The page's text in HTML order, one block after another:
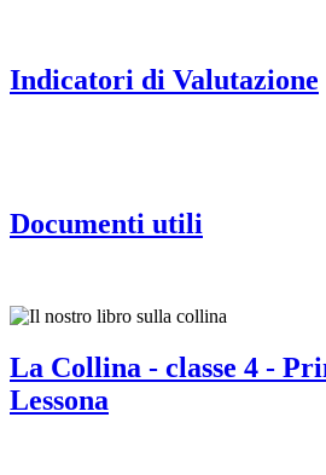
Indicatori di Valutazione
Documenti utili
La Collina - classe 4 -
Lessona